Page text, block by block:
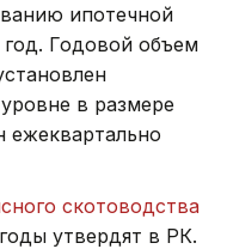
ипотечной
год. Годовой объем
в размере
ежеквартально
скотоводства
утвердят в РК.